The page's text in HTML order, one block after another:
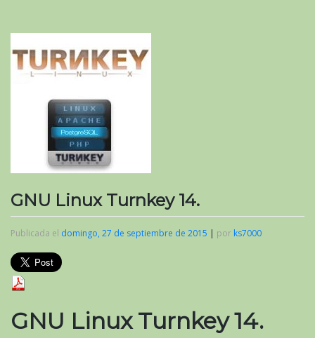
GNU Linux Turnkey 14.
Publicada el domingo, 27 de septiembre de 2015 | por ks7000
GNU Linux Turnkey 14.